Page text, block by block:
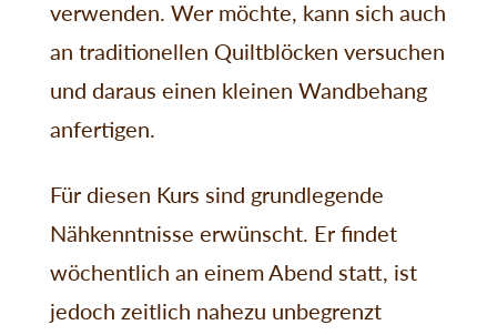
verwenden. Wer möchte, kann sich auch
an traditionellen Quiltblöcken versuchen
und daraus einen kleinen Wandbehang
anfertigen.
Für diesen Kurs sind grundlegende
Nähkenntnisse erwünscht. Er findet
wöchentlich an einem Abend statt, ist
jedoch zeitlich nahezu unbegrenzt